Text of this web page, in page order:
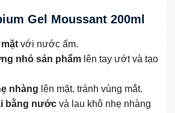
Gel Moussant 200ml
với nước ấm.
nhỏ sản phẩm lên tay ướt và tạo
nhàng lên mặt, tránh vùng mắt.
bằng nước và lau khô nhẹ nhàng